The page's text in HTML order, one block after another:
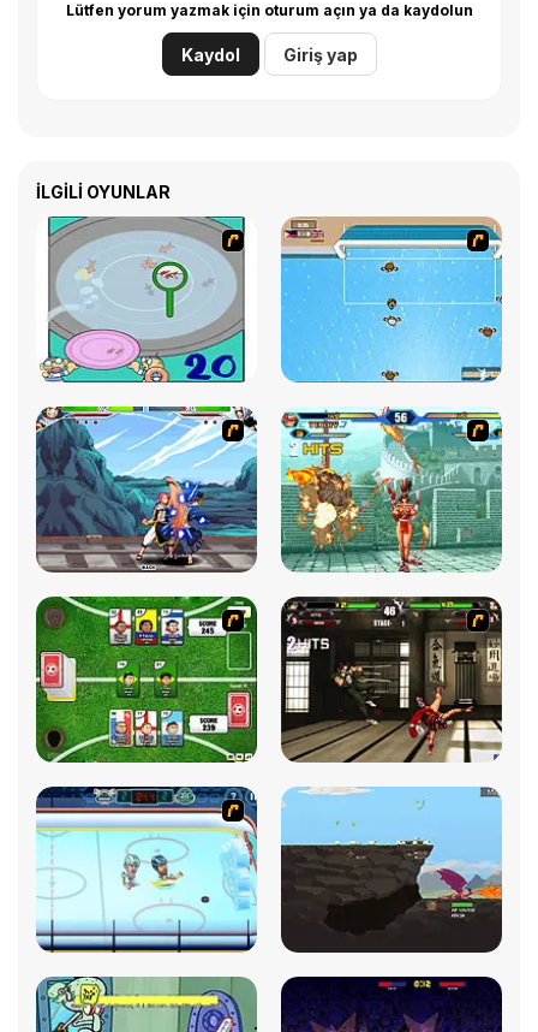
Lütfen yorum yazmak için oturum açın ya da kaydolun
Kaydol Giriş yap
İLGILI OYUNLAR